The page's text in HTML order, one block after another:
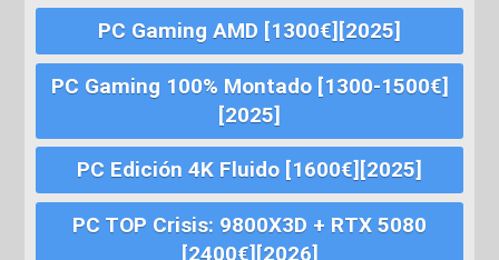
PC Gaming AMD [1300€][2025]
PC Gaming 100% Montado [1300-1500€]
[2025]
PC Edición 4K Fluido [1600€][2025]
PC TOP Crisis: 9800X3D + RTX 5080
[2400€][2026]